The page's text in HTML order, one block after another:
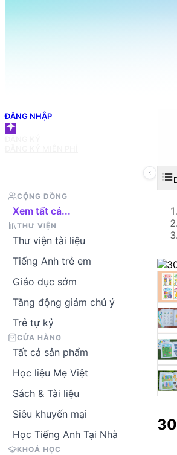
ĐĂNG NHẬP
CỘNG ĐỒNG
Xem tất cả...
THƯ VIỆN
Thư viện tài liệu
Tiếng Anh trẻ em
Giáo dục sớm
Tăng động giảm chú ý
Trẻ tự kỷ
CỬA HÀNG
Tất cả sản phẩm
Học liệu Mẹ Việt
Sách & Tài liệu
Siêu khuyến mại
Học Tiếng Anh Tại Nhà
KHOÁ HỌC